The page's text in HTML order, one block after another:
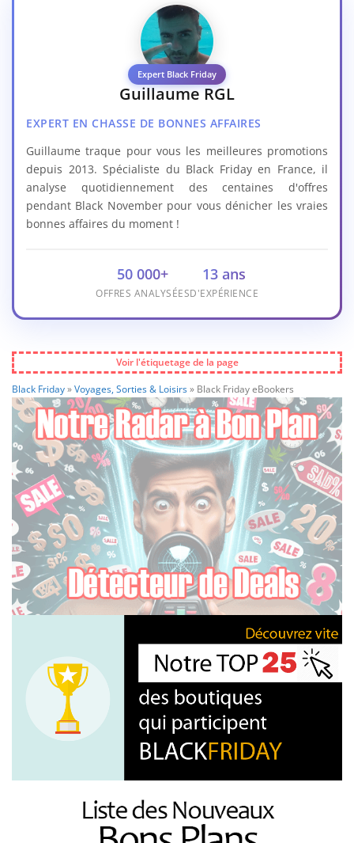
Expert Black Friday
Guillaume RGL
EXPERT EN CHASSE DE BONNES AFFAIRES
Guillaume traque pour vous les meilleures promotions
depuis 2013. Spécialiste du Black Friday en France, il
analyse quotidiennement des centaines d'offres
pendant Black November pour vous dénicher les vraies
bonnes affaires du moment !
50 000+
OFFRES ANALYSÉES
13 ans
D'EXPÉRIENCE
Voir l'étiquetage de la page
Black Friday»Voyages, Sorties & Loisirs» Black Friday eBookers